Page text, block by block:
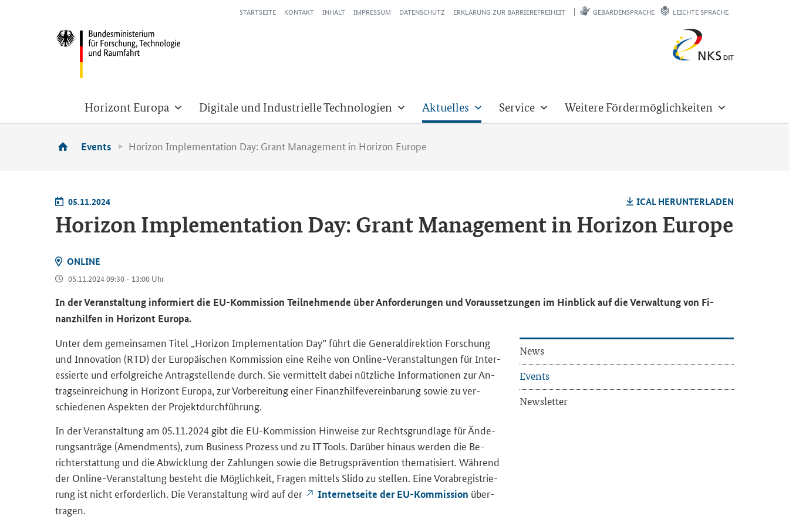
STARTSEITE KONTAKT INHALT IMPRESSUM DATENSCHUTZ ERKLÄRUNG ZUR BARRIEREFREIHEIT GEBÄRDENSPRACHE LEICHTE SPRACHE
Horizont Europa Digitale und Industrielle Technologien Aktuelles Service Weitere Fördermöglichkeiten
Events Horizon Implementation Day: Grant Management in Horizon Europe
05.11.2024 ICAL HER­UN­TER­LA­DEN
Horizon Implementation Day: Grant Management in Horizon Europe
ON­LINE
05.11.2024 09:30 - 13:00 Uhr
In der Ver­an­stal­tung in­for­miert die EU-​Kommission Teil­neh­men­de über An­for­de­run­gen und Vor­aus­set­zun­gen im Hin­blick auf die Ver­wal­tung von Fi­
nanz­hil­fen in Ho­ri­zont Eu­ro­pa.
Unter dem ge­mein­sa­men Titel „ Horizon Implementation Day” führt die Ge­ne­ral­di­rek­ti­on For­schung
und In­no­va­ti­on (RTD) der Eu­ro­päi­schen Kom­mis­si­on eine Reihe von Online-​Veranstaltungen für In­ter­
es­sier­te und er­folg­rei­che An­trag­stel­len­de durch. Sie ver­mit­telt dabei nütz­li­che In­for­ma­tio­nen zur An­
trags­ein­rei­chung in Ho­ri­zont Eu­ro­pa, zur Vor­be­rei­tung einer Fi­nanz­hil­fe­ver­ein­ba­rung sowie zu ver­
schie­de­nen Aspek­ten der Pro­jekt­durch­füh­rung.
In der Ver­an­stal­tung am 05.11.2024 gibt die EU-​Kommission Hin­wei­se zur Rechts­grund­la­ge für Än­de­
rungs­an­trä­ge (Amendments), zum Business Pro­zess und zu IT Tools . Dar­über hin­aus wer­den die Be­
richt­erstat­tung und die Ab­wick­lung der Zah­lun­gen sowie die Be­trugs­prä­ven­ti­on the­ma­ti­siert. Wäh­rend
der Online-​Veranstaltung be­steht die Mög­lich­keit, Fra­gen mit­tels Slido zu stel­len. Eine Vor­ab­re­gis­trie­
rung ist nicht er­for­der­lich. Die Ver­an­stal­tung wird auf der
In­ter­net­sei­te der EU-​Kommission über­
tra­gen.
News
Events
News­let­ter